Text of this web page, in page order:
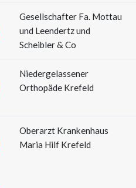
Gesellschafter Fa. Mottau
und Leendertz und
Scheibler & Co
Niedergelassener
Orthopäde Krefeld
Oberarzt Krankenhaus
Maria Hilf Krefeld